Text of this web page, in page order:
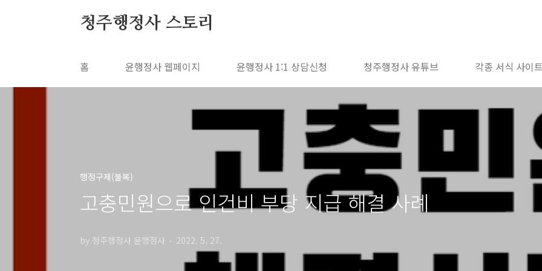
청주행정사 스토리
홈 윤행정사 웹페이지 윤행정사 1:1 상담신청 청주행정사 유튜브 각종 서식 사이
행정구제(불복)
고충민원으로 인건비 부당 지급 해결 사례
by 청주행정사 윤행정사 2022. 5. 27.